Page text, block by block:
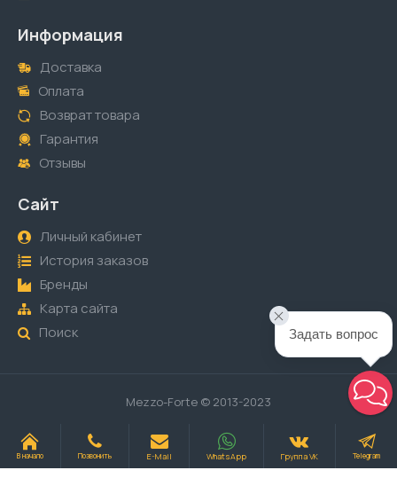
Информация
Доставка
Оплата
Возврат товара
Гарантия
Отзывы
Сайт
Личный кабинет
История заказов
Бренды
Карта сайта
Поиск
Mezzo-Forte © 2013-2023
В начало Позвонить E-Mail WhatsApp Группа VK Telegram
Задать вопрос